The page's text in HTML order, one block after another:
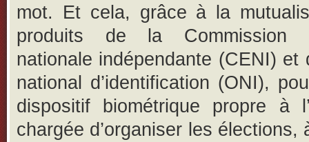
mot. Et cela, grâce à la
produits de la Commission
nationale indépendante (CENI) et
national d’identification (ONI),
dispositif biométrique propre à
chargée d’organiser les élections,